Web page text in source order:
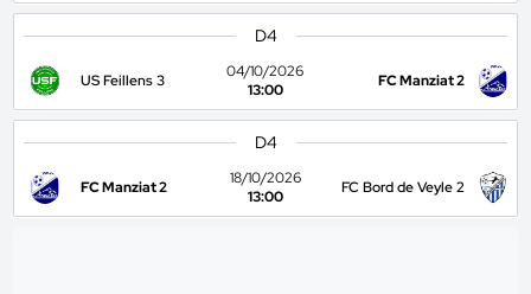
D4
US Feillens 3
04/10/2026
13:00
FC Manziat 2
D4
FC Manziat 2
18/10/2026
13:00
FC Bord de Veyle 2